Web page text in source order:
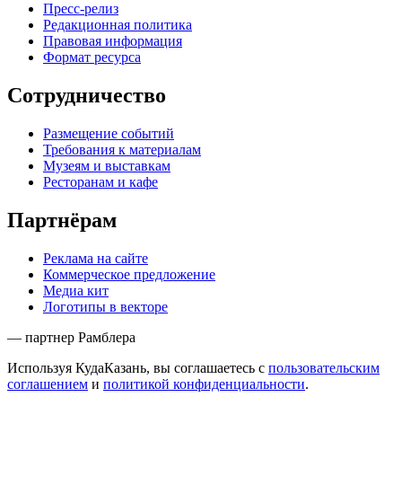
Пресс-релиз
Редакционная политика
Правовая информация
Формат ресурса
Сотрудничество
Размещение событий
Требования к материалам
Музеям и выставкам
Ресторанам и кафе
Партнёрам
Реклама на сайте
Коммерческое предложение
Медиа кит
Логотипы в векторе
— партнер Рамблера
Используя КудаКазань, вы соглашаетесь с пользовательским
соглашением и политикой конфиденциальности.